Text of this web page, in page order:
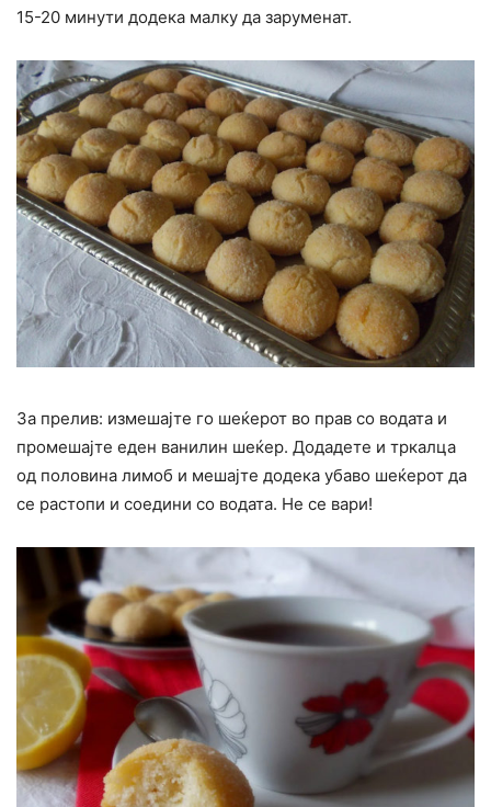
15-20 минути додека малку да заруменат.
За прелив: измешајте го шеќерот во прав со водата и
промешајте еден ванилин шеќер. Додадете и тркалца
од половина лимоб и мешајте додека убаво шеќерот да
се растопи и соедини со водата. Не се вари!